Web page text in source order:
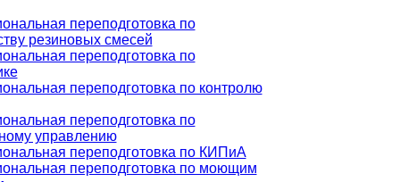
переподготовка по
резиновых смесей
переподготовка по
переподготовка по контролю
переподготовка по
управлению
переподготовка по КИПиА
переподготовка по моющим